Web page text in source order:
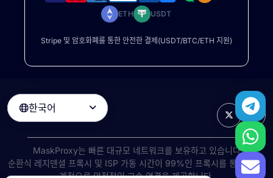
ETH USDT
Stripe 및 암호화폐를 통한 안전한 결제(USDT/BTC/ETH 지원)
한국어 
MaskProxy는 빠른 대규모 네트워크를 보유하고 있습니다
순환식 레지덴셜 프록시 및 ISP 가동 시간이 99%인 프록시를 통해 전 세
계적으로 안정적인 고속 연결을 제공합니다.